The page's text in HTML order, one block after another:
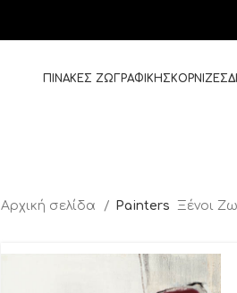
ΠΙΝΑΚΕΣ ΖΩΓΡΑΦΙΚΗΣΚΟΡΝΙΖΕΣ
Αρχική σελίδα Painters Ξένοι